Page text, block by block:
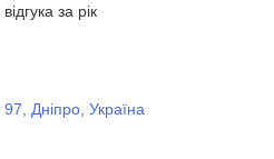
за рік
Дніпро, Україна